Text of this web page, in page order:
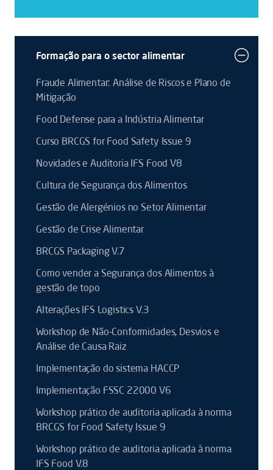
Formação para o sector alimentar
Fraude Alimentar: Análise de Riscos e Plano de
Mitigação
Food Defense para a Indústria Alimentar
Curso BRCGS for Food Safety Issue 9
Novidades e Auditoria IFS Food V8
Cultura de Segurança dos Alimentos
Gestão de Alergénios no Setor Alimentar
Gestão de Crise Alimentar
BRCGS Packaging V.7
Como vender a Segurança dos Alimentos à
gestão de topo
Alterações IFS Logistics V.3
Workshop de Não-Conformidades, Desvios e
Análise de Causa Raiz
Implementação do sistema HACCP
Implementação FSSC 22000 V6
Workshop prático de auditoria aplicada à norma
BRCGS for Food Safety Issue 9
Workshop prático de auditoria aplicada à norma
IFS Food V.8